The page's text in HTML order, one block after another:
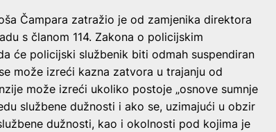
Čampara zatražio je od zamjenika direktora
s članom 114. Zakona o policijskim
će policijski službenik biti odmah suspendiran
može izreći kazna zatvora u trajanju od
može izreći ukoliko postoje „osnove sumnje
službene dužnosti i ako se, uzimajući u obzir
dužnosti, kao i okolnosti pod kojima je